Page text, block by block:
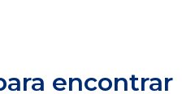
encontrar